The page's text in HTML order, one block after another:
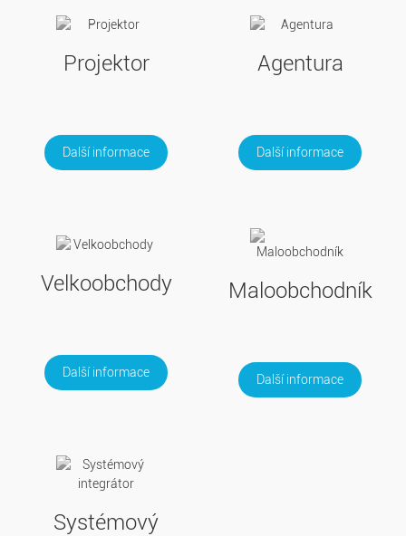
Projektor
Další informace
Agentura
Další informace
Velkoobchody
Další informace
Maloobchodník
Další informace
Systémový